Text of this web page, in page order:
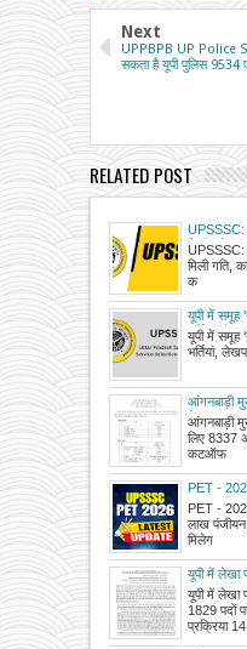
Next
UPPBPB UP Police
सकता है यूपी पुलिस 9534
RELATED POST
UPSSSC:
मिली गति,
देखें
UPSSSC:
मिली गति,
क
यूपी में समूह
भर्तियां,
यूपी में समूह
भर्तियां,
आंगनबाड़ी
लिए 8337
कटऑफ देखें
आंगनबाड़ी
लिए 8337
कटऑफ
PET -
लाख
मिलेगा मौका
PET -
लाख
मिलेग
यूपी में लेखा
1829 पदों
प्रक्रिया
यूपी में लेखा
1829 पदों
प्रक्रिया